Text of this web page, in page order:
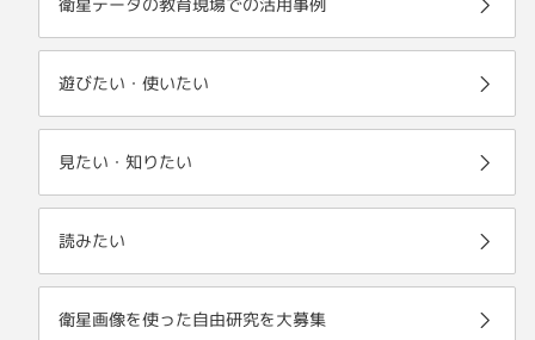
遊びたい・使いたい
見たい・知りたい
読みたい
衛星画像を使った自由研究を大募集